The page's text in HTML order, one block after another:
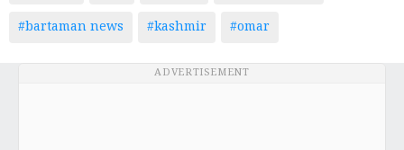
#bartaman news
#kashmir #omar
ADVERTISEMENT